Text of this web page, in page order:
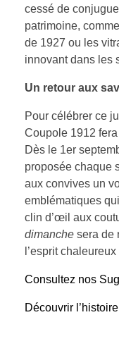
cessé de
patrimoine,
de 1927 ou les
innovant dans les
Un retour aux
Pour célébrer ce
Coupole 1912
Dès le 1er
proposée chaque
aux convives un
emblématiques
clin d’œil aux
dimanche sera de
l’esprit
Consultez nos
Découvrir